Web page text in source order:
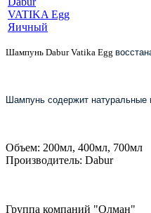
Шампунь Dabur Vatika Egg
Шампунь содержит
Объем: 200мл, 400мл, 700мл
Производитель: Dabur
Группа компаний "Олман"